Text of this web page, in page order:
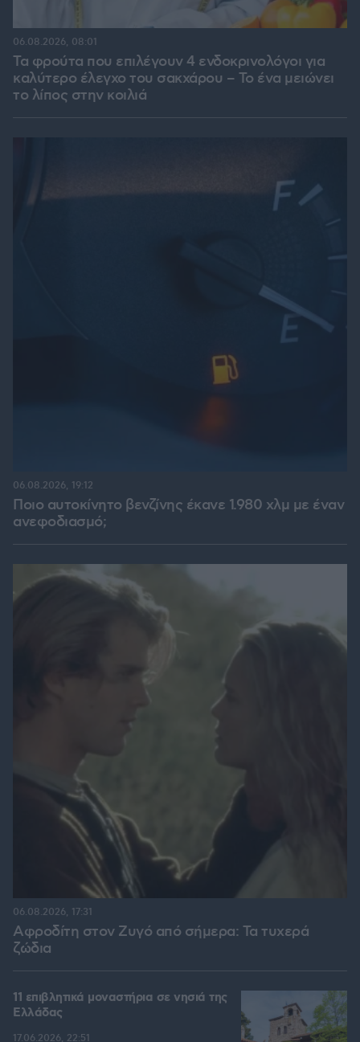
Τα φρούτα που επιλέγουν 4 ενδοκρινολόγοι για
καλύτερο έλεγχο του σακχάρου – Το ένα μειώνει
το λίπος στην κοιλιά
06.08.2026, 08:01
Ποιο αυτοκίνητο βενζίνης έκανε 1.980 χλμ με έναν
ανεφοδιασμό;
06.08.2026, 19:12
Αφροδίτη στον Ζυγό από σήμερα: Τα τυχερά
ζώδια
06.08.2026, 17:31
11 επιβλητικά μοναστήρια σε νησιά της
Ελλάδας
17.06.2026, 22:51